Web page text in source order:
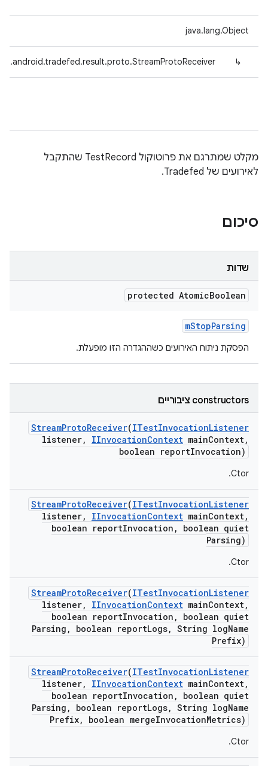
java.lang.Object
↳
מקלט שמתרגם את פרוטוקול TestRecord שהתקבל
לאירועים של Tradefed.
סיכום
שדות
protected AtomicBoolean
mStopParsing
הפסקת ניתוח האירועים כשההגדרה הזו מופעלת.
‫constructors ציבוריים
StreamProtoReceiver(ITestInvocationListener
listener, IInvocationContext mainContext,
boolean reportInvocation)
Ctor.
StreamProtoReceiver(ITestInvocationListener
listener, IInvocationContext mainContext,
boolean reportInvocation ,
boolean quiet
Parsing)
Ctor.
StreamProtoReceiver(ITestInvocationListener
listener, IInvocationContext mainContext,
boolean reportInvocation ,
boolean quiet
Parsing , boolean reportLogs, String logName
Prefix)
StreamProtoReceiver(ITestInvocationListener
listener, IInvocationContext mainContext,
boolean reportInvocation ,
boolean quiet
Parsing , boolean reportLogs, String logName
Prefix, boolean mergeInvocationMetrics)
Ctor.